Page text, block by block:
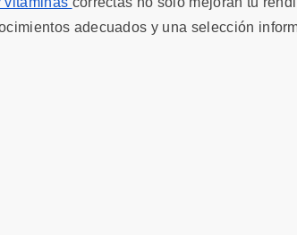
adecuados y una selección